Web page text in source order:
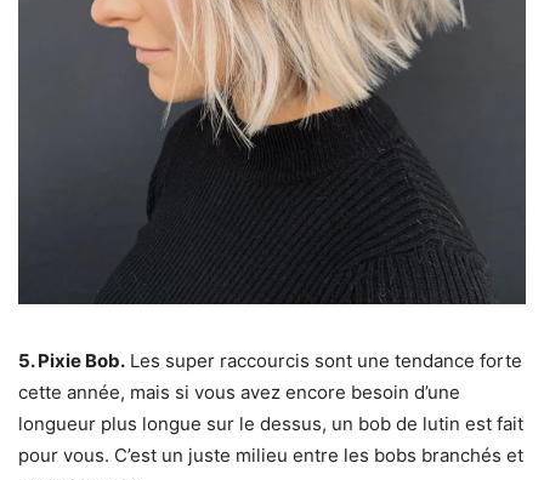
5. Pixie Bob. Les super raccourcis sont une tendance forte
cette année, mais si vous avez encore besoin d’une
longueur plus longue sur le dessus, un bob de lutin est fait
pour vous. C’est un juste milieu entre les bobs branchés et